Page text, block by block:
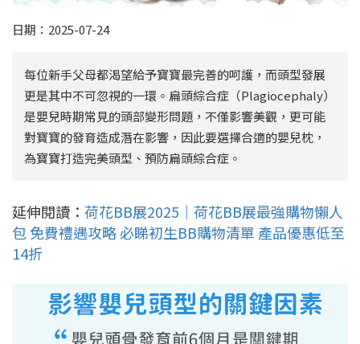
日期：2025-07-24
每位新手父母都渴望給予寶寶最完善的呵護，而頭型發展
更是其中不可忽視的一環。扁頭綜合症（Plagiocephaly）
是嬰兒時期常見的頭部變形問題，不僅影響美觀，更可能
對寶寶的發育造成潛在影響，因此要選擇合適的嬰兒枕，
為寶寶打造完美頭型、預防扁頭綜合症。
延伸閱讀： 荷花BB展2025｜荷花BB展最強購物懶人
包 免費禮遇攻略 必睇初生BB購物清單 產品優惠低至
14折